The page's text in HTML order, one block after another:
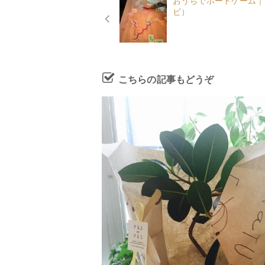
ビ）
こちらの記事もどうぞ